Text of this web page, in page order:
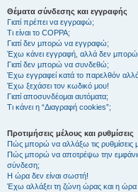
Θέματα σύνδεσης και εγγραφής
Γιατί πρέπει να εγγραφώ;
Τι είναι το COPPA;
Γιατί δεν μπορώ να εγγραφώ;
Έχω κάνει εγγραφή, αλλά δεν
Γιατί δεν μπορώ να συνδεθώ;
Έχω εγγραφεί κατά το παρελθόν
Έχω ξεχάσει τον κωδικό μου!
Γιατί αποσυνδέομαι αυτόματα;
Τι κάνει η “Διαγραφή cookies”;
Προτιμήσεις μέλους και ρυθμίσεις
Πώς μπορώ να αλλάξω τις ρυθμίσεις
Πώς μπορώ να αποτρέψω την
σύνδεση;
Η ώρα δεν είναι σωστή!
Έχω αλλάξει τη ζώνη ώρας και η ώρα